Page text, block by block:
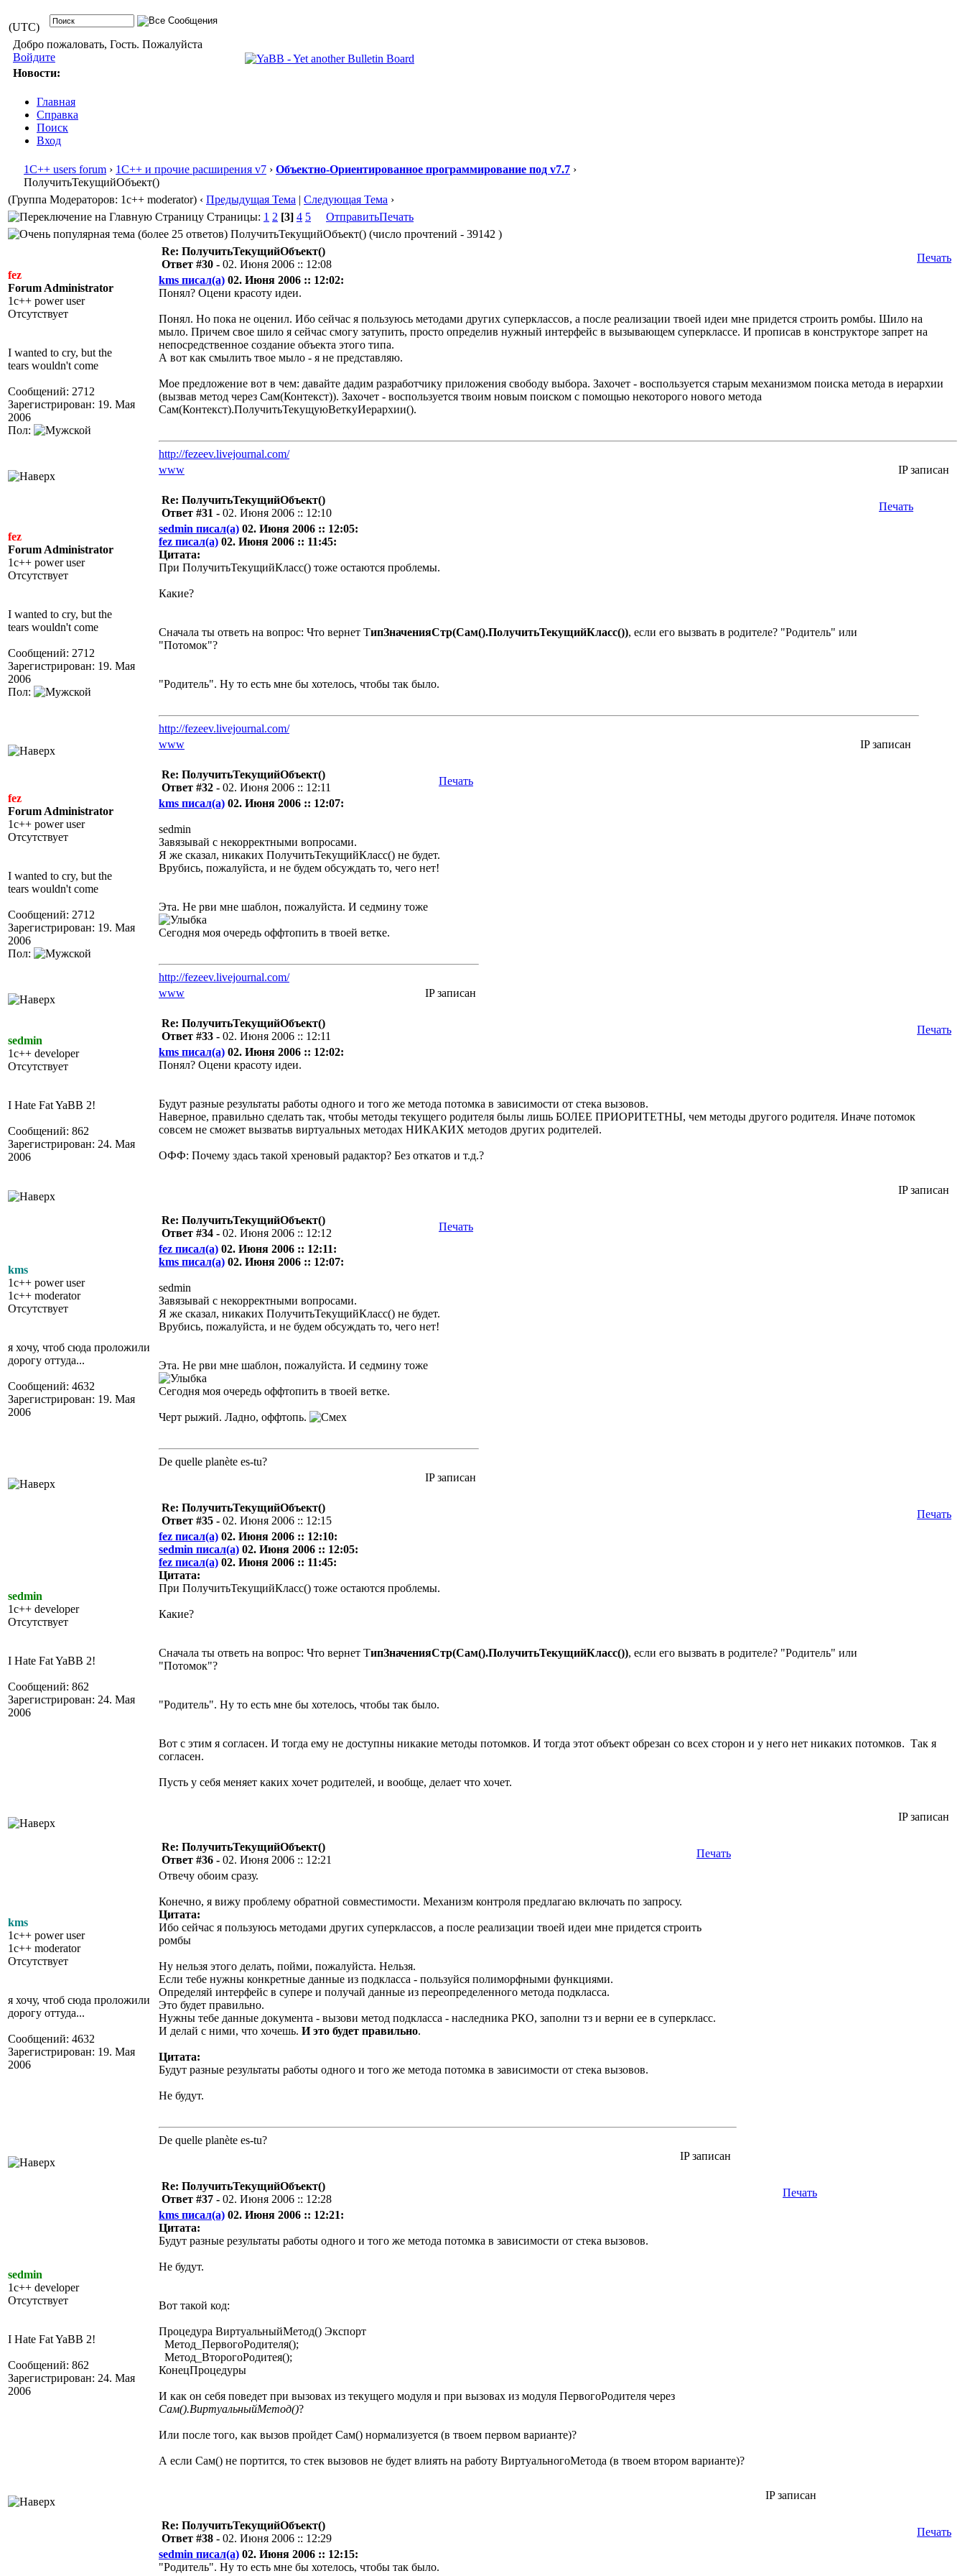
(UTC)
Добро пожаловать, Гость. Пожалуйста
Войдите
Новости:
Главная
Справка
Поиск
Вход
1С++ users forum › 1С++ и прочие расширения v7 › Объектно-Ориентированное программирование под v7.7 ›
ПолучитьТекущийОбъект()
(Группа Модераторов: 1c++ moderator) ‹ Предыдущая Тема | Следующая Тема ›
Страницы: 1 2 [3] 4 5 ОтправитьПечать
ПолучитьТекущийОбъект() (число прочтений - 39142 )
fez
Forum Administrator
1c++ power user
Отсутствует
I wanted to cry, but the
tears wouldn't come
Сообщений: 2712
Зарегистрирован: 19. Мая
2006
Пол:
Re: ПолучитьТекущийОбъект()
Ответ #30 - 02. Июня 2006 :: 12:08
Печать
kms писал(а) 02. Июня 2006 :: 12:02:
Понял? Оцени красоту идеи.
Понял. Но пока не оценил. Ибо сейчас я пользуюсь методами других суперклассов, а после реализации твоей идеи мне придется строить ромбы. Шило на
мыло. Причем свое шило я сейчас смогу затупить, просто определив нужный интерфейс в вызывающем суперклассе. И прописав в конструкторе запрет на
непосредственное создание объекта этого типа.
А вот как смылить твое мыло - я не представляю.
Мое предложение вот в чем: давайте дадим разработчику приложения свободу выбора. Захочет - воспользуется старым механизмом поиска метода в иерархии
(вызвав метод через Сам(Контекст)). Захочет - воспользуется твоим новым поиском с помощью некоторого нового метода
Сам(Контекст).ПолучитьТекущуюВеткуИерархии().
http://fezeev.livejournal.com/
www
IP записан
fez
Forum Administrator
1c++ power user
Отсутствует
I wanted to cry, but the
tears wouldn't come
Сообщений: 2712
Зарегистрирован: 19. Мая
2006
Пол:
Re: ПолучитьТекущийОбъект()
Ответ #31 - 02. Июня 2006 :: 12:10
Печать
sedmin писал(а) 02. Июня 2006 :: 12:05:
fez писал(а) 02. Июня 2006 :: 11:45:
Цитата:
При ПолучитьТекущийКласс() тоже остаются проблемы.
Какие?
Сначала ты ответь на вопрос: Что вернет ТипЗначенияСтр(Сам().ПолучитьТекущийКласс()), если его вызвать в родителе? "Родитель" или
"Потомок"?
"Родитель". Ну то есть мне бы хотелось, чтобы так было.
http://fezeev.livejournal.com/
www
IP записан
fez
Forum Administrator
1c++ power user
Отсутствует
I wanted to cry, but the
tears wouldn't come
Сообщений: 2712
Зарегистрирован: 19. Мая
2006
Пол:
Re: ПолучитьТекущийОбъект()
Ответ #32 - 02. Июня 2006 :: 12:11
Печать
kms писал(а) 02. Июня 2006 :: 12:07:
sedmin
Завязывай с некорректными вопросами.
Я же сказал, никаких ПолучитьТекущийКласс() не будет.
Врубись, пожалуйста, и не будем обсуждать то, чего нет!
Эта. Не рви мне шаблон, пожалуйста. И седмину тоже
Сегодня моя очередь оффтопить в твоей ветке.
http://fezeev.livejournal.com/
www
IP записан
sedmin
1c++ developer
Отсутствует
I Hate Fat YaBB 2!
Сообщений: 862
Зарегистрирован: 24. Мая
2006
Re: ПолучитьТекущийОбъект()
Ответ #33 - 02. Июня 2006 :: 12:11
Печать
kms писал(а) 02. Июня 2006 :: 12:02:
Понял? Оцени красоту идеи.
Будут разные результаты работы одного и того же метода потомка в зависимости от стека вызовов.
Наверное, правильно сделать так, чтобы методы текущего родителя былы лишь БОЛЕЕ ПРИОРИТЕТНЫ, чем методы другого родителя. Иначе потомок
совсем не сможет вызватьв виртуальных методах НИКАКИХ методов других родителей.
ОФФ: Почему здась такой хреновый радактор? Без откатов и т.д.?
IP записан
kms
1c++ power user
1c++ moderator
Отсутствует
я хочу, чтоб сюда проложили
дорогу оттуда...
Сообщений: 4632
Зарегистрирован: 19. Мая
2006
Re: ПолучитьТекущийОбъект()
Ответ #34 - 02. Июня 2006 :: 12:12
Печать
fez писал(а) 02. Июня 2006 :: 12:11:
kms писал(а) 02. Июня 2006 :: 12:07:
sedmin
Завязывай с некорректными вопросами.
Я же сказал, никаких ПолучитьТекущийКласс() не будет.
Врубись, пожалуйста, и не будем обсуждать то, чего нет!
Эта. Не рви мне шаблон, пожалуйста. И седмину тоже
Сегодня моя очередь оффтопить в твоей ветке.
Черт рыжий. Ладно, оффтопь.
De quelle planète es-tu?
IP записан
sedmin
1c++ developer
Отсутствует
I Hate Fat YaBB 2!
Сообщений: 862
Зарегистрирован: 24. Мая
2006
Re: ПолучитьТекущийОбъект()
Ответ #35 - 02. Июня 2006 :: 12:15
Печать
fez писал(а) 02. Июня 2006 :: 12:10:
sedmin писал(а) 02. Июня 2006 :: 12:05:
fez писал(а) 02. Июня 2006 :: 11:45:
Цитата:
При ПолучитьТекущийКласс() тоже остаются проблемы.
Какие?
Сначала ты ответь на вопрос: Что вернет ТипЗначенияСтр(Сам().ПолучитьТекущийКласс()), если его вызвать в родителе? "Родитель" или
"Потомок"?
"Родитель". Ну то есть мне бы хотелось, чтобы так было.
Вот с этим я согласен. И тогда ему не доступны никакие методы потомков. И тогда этот объект обрезан со всех сторон и у него нет никаких потомков. Так я
согласен.
Пусть у себя меняет каких хочет родителей, и вообще, делает что хочет.
IP записан
kms
1c++ power user
1c++ moderator
Отсутствует
я хочу, чтоб сюда проложили
дорогу оттуда...
Сообщений: 4632
Зарегистрирован: 19. Мая
2006
Re: ПолучитьТекущийОбъект()
Ответ #36 - 02. Июня 2006 :: 12:21
Печать
Отвечу обоим сразу.
Конечно, я вижу проблему обратной совместимости. Механизм контроля предлагаю включать по запросу.
Цитата:
Ибо сейчас я пользуюсь методами других суперклассов, а после реализации твоей идеи мне придется строить
ромбы
Ну нельзя этого делать, пойми, пожалуйста. Нельзя.
Если тебе нужны конкретные данные из подкласса - пользуйся полиморфными функциями.
Определяй интерфейс в супере и получай данные из переопределенного метода подкласса.
Это будет правильно.
Нужны тебе данные документа - вызови метод подкласса - наследника РКО, заполни тз и верни ее в суперкласс.
И делай с ними, что хочешь. И это будет правильно.
Цитата:
Будут разные результаты работы одного и того же метода потомка в зависимости от стека вызовов.
Не будут.
De quelle planète es-tu?
IP записан
sedmin
1c++ developer
Отсутствует
I Hate Fat YaBB 2!
Сообщений: 862
Зарегистрирован: 24. Мая
2006
Re: ПолучитьТекущийОбъект()
Ответ #37 - 02. Июня 2006 :: 12:28
Печать
kms писал(а) 02. Июня 2006 :: 12:21:
Цитата:
Будут разные результаты работы одного и того же метода потомка в зависимости от стека вызовов.
Не будут.
Вот такой код:
Процедура ВиртуальныйМетод() Экспорт
Метод_ПервогоРодителя();
Метод_ВторогоРодитея();
КонецПроцедуры
И как он себя поведет при вызовах из текущего модуля и при вызовах из модуля ПервогоРодителя через
Сам().ВиртуальныйМетод()?
Или после того, как вызов пройдет Сам() нормализуется (в твоем первом варианте)?
А если Сам() не портится, то стек вызовов не будет влиять на работу ВиртуальногоМетода (в твоем втором варианте)?
IP записан
Re: ПолучитьТекущийОбъект()
Ответ #38 - 02. Июня 2006 :: 12:29
Печать
sedmin писал(а) 02. Июня 2006 :: 12:15:
"Родитель". Ну то есть мне бы хотелось, чтобы так было.